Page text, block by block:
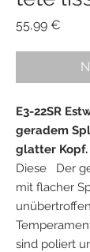
55,99 €
E3-22SR
geradem
glatter Kopf.
Diese
Der
mit flacher
sind poliert